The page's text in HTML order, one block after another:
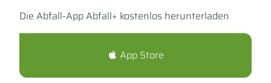
Die Abfall-App Abfall+ kostenlos herunterladen
App Store